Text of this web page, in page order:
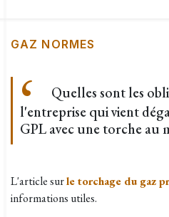
GAZ NORMES
Quelles sont les
l'entreprise qui vient
GPL avec une torche
L'article surle torchage du gaz
informations utiles.